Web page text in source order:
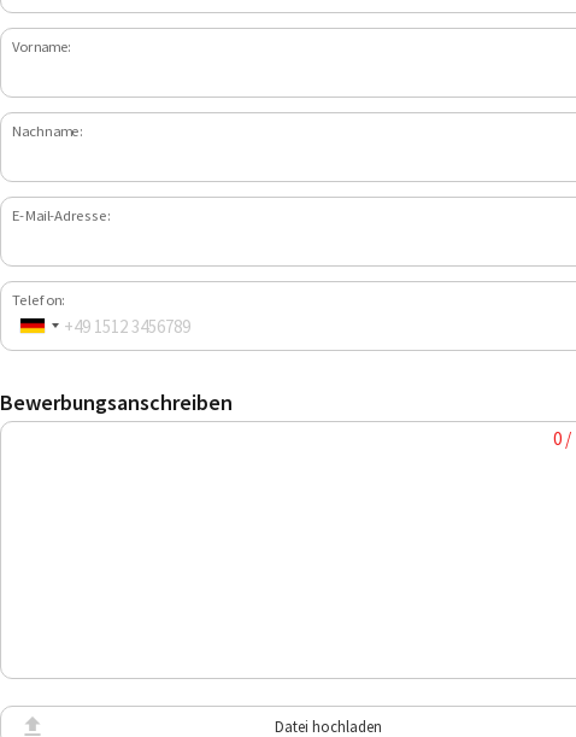
Vorname:
Nachname:
E-Mail-Adresse:
Telefon:
Bewerbungsanschreiben
0 /
Datei hochladen